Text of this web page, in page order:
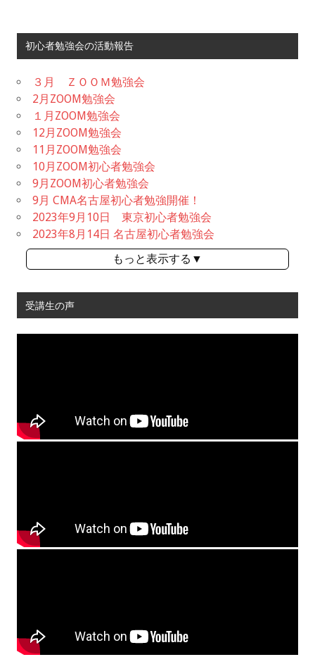
初心者勉強会の活動報告
３月 ＺＯＯＭ勉強会
2月ZOOM勉強会
１月ZOOM勉強会
12月ZOOM勉強会
11月ZOOM勉強会
10月ZOOM初心者勉強会
9月ZOOM初心者勉強会
9月 CMA名古屋初心者勉強開催！
2023年9月10日 東京初心者勉強会
2023年8月14日 名古屋初心者勉強会
もっと表示する▼
受講生の声